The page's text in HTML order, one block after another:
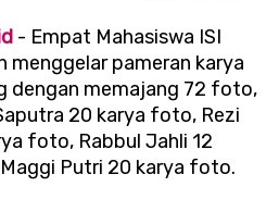
- Empat Mahasiswa ISI
menggelar pameran karya
dengan memajang 72 foto,
20 karya foto, Rezi
foto, Rabbul Jahli 12
Putri 20 karya foto.